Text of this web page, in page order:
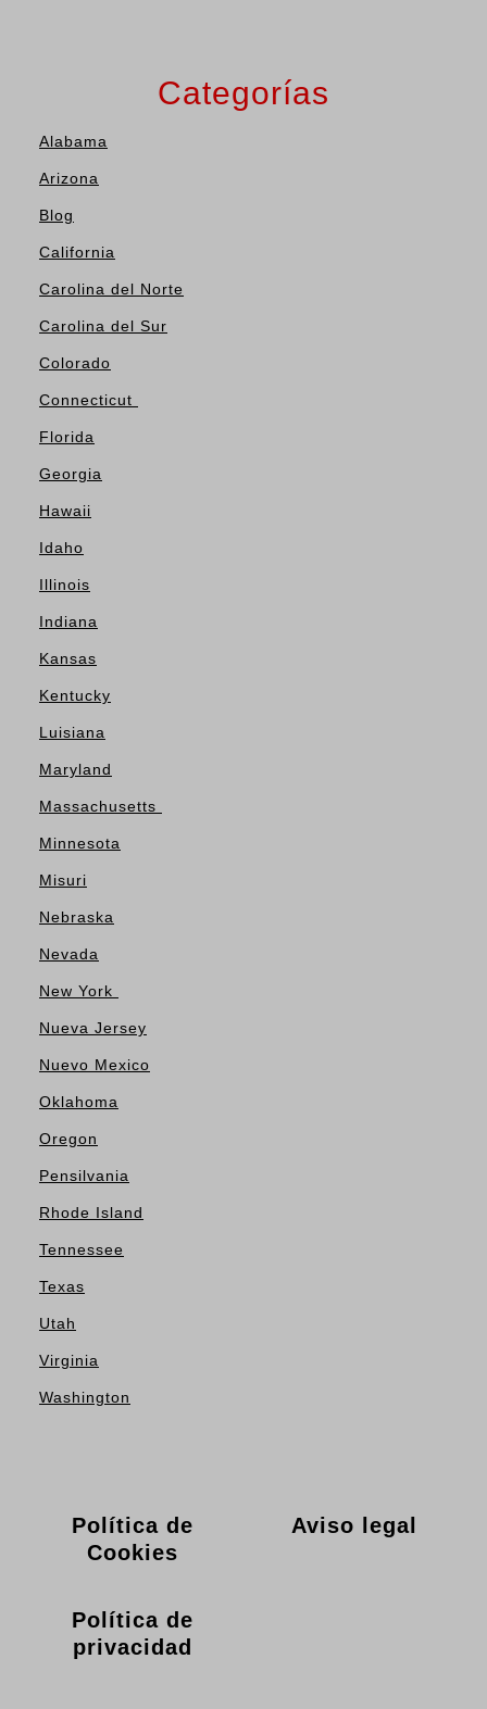
Categorías
Alabama
Arizona
Blog
California
Carolina del Norte
Carolina del Sur
Colorado
Connecticut
Florida
Georgia
Hawaii
Idaho
Illinois
Indiana
Kansas
Kentucky
Luisiana
Maryland
Massachusetts
Minnesota
Misuri
Nebraska
Nevada
New York
Nueva Jersey
Nuevo Mexico
Oklahoma
Oregon
Pensilvania
Rhode Island
Tennessee
Texas
Utah
Virginia
Washington
Política de
Cookies
Aviso legal
Política de
privacidad